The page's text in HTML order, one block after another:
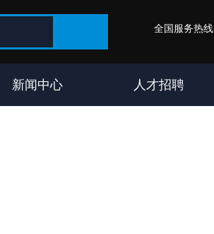
全国服务热线
新闻中心 人才招聘